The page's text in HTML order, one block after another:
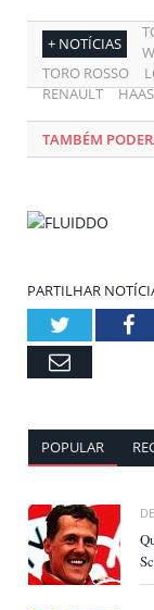
+ NOTÍCIAS
TORO ROSSO
RENAULT
TAMBÉM
PARTILHAR
Twitter
Email
POPULAR